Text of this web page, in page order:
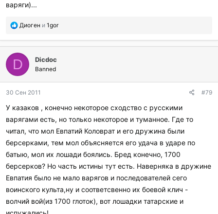
варяги)...
П
б
л
а
г
о
а
и
л
и
Диоген и 1gor
D Dicdoc
Banned
30 Сен 2011 #79
У казаков , конечно некоторое сходство с русскими
варягами есть, но только некоторое и туманное. Где то
читал, что мол Евпатий Коловрат и его дружина были
берсерками, тем мол объясняется его удача в ударе по
батыю, мол их лошади боялись. Бред конечно, 1700
берсерков? Но часть истины тут есть. Наверняка в дружине
Евпатия было не мало варягов и последователей сего
воинского культа,ну и соответсвенно их боевой клич -
волчий вой(из 1700 глоток), вот лошадки татарские и